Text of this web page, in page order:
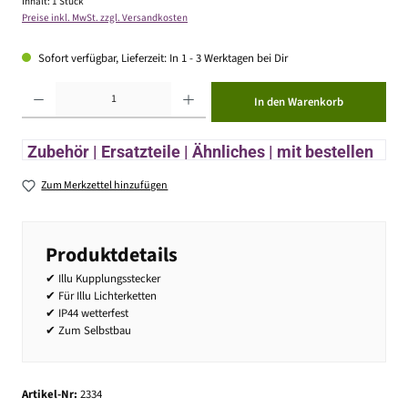
Preise inkl. MwSt. zzgl. Versandkosten
Sofort verfügbar, Lieferzeit: In 1 - 3 Werktagen bei Dir
In den Warenkorb
Zubehör | Ersatzteile | Ähnliches | mit bestellen
Zum Merkzettel hinzufügen
Produktdetails
✔ Illu Kupplungsstecker
✔ Für Illu Lichterketten
✔ IP44 wetterfest
✔ Zum Selbstbau
Artikel-Nr: 2334